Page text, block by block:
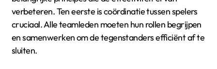
verbeteren. Ten eerste is coördinatie tussen spelers
cruciaal. Alle teamleden moeten hun rollen begrijpen
en samenwerken om de tegenstanders efficiënt af te
sluiten.